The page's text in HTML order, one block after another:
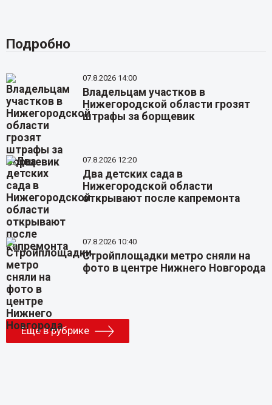
Подробно
07.8.2026 14:00
Владельцам участков в
Нижегородской области грозят
штрафы за борщевик
07.8.2026 12:20
Два детских сада в
Нижегородской области
открывают после капремонта
07.8.2026 10:40
Стройплощадки метро сняли на
фото в центре Нижнего Новгорода
Еще в рубрике